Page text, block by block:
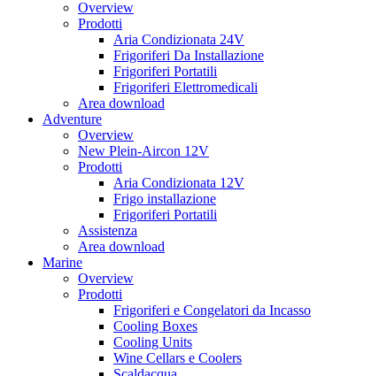
Overview
Prodotti
Aria Condizionata 24V
Frigoriferi Da Installazione
Frigoriferi Portatili
Frigoriferi Elettromedicali
Area download
Adventure
Overview
New Plein-Aircon 12V
Prodotti
Aria Condizionata 12V
Frigo installazione
Frigoriferi Portatili
Assistenza
Area download
Marine
Overview
Prodotti
Frigoriferi e Congelatori da Incasso
Cooling Boxes
Cooling Units
Wine Cellars e Coolers